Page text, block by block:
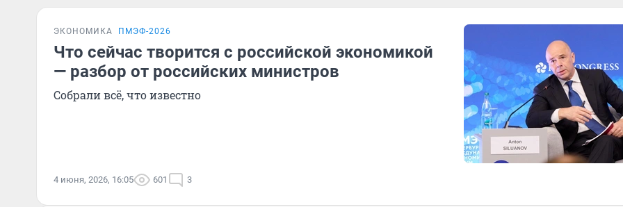
ЭКОНОМИКА ПМЭФ-2026
Что сейчас творится с российской экономикой
— разбор от российских министров
Собрали всё, что известно
4 июня, 2026, 16:05 601 3